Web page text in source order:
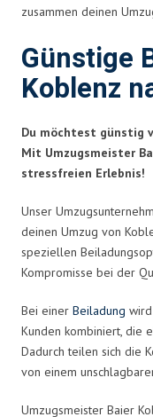
zusammen deinen
Günstige
Koblenz
Du möchtest günstig
Mit Umzugsmeister
stressfreien Erlebnis!
Unser
deinen Umzug von
speziellen
Kompromisse bei der
Bei einer Beiladung
Kunden kombiniert, die
Dadurch teilen sich die
von einem
Umzugsmeister Baier